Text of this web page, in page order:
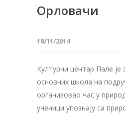
Орловачи
18/11/2014
Културни центар Пале је
основних школа на
организовао час у
ученици упознају са